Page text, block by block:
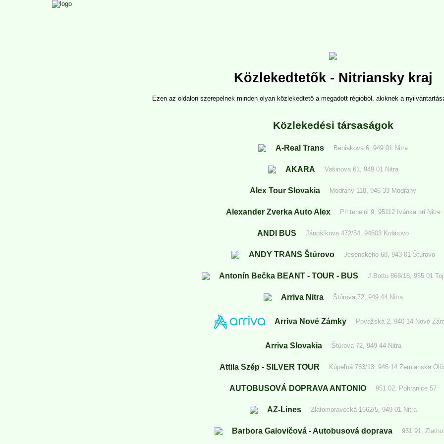
Közlekedtetők - Nitriansky kraj
Ezen az oldalon szerepelnek minden olyan közlekedtető a megadott régióból, akiknek a
Közlekedési társaságok
A-Real Trans Beniakova 6, 949 01 Nitra
AKARA Vašinova 61, 949 01 Nitra
Alex Tour Slovakia Modrany 118, 946 33 Modrany
Alexander Zverka Auto Alex Pri tehelni 9, 95112 Ivánka pri Nitre
ANDI BUS Jánošíkova 472/54, 94603 Kolárovo
ANDY TRANS Štúrovo Jesenského 68, 943 01 Štúrovo
Antonín Bečka BEANT - TOUR - BUS J.Bottu 868/18, 955 01
Arriva Nitra Štúrova 72, 949 44 Nitra
Arriva Nové Zámky Považská 2, 940 14 Nové
Arriva Slovakia Štúrova 72, 949 44 Nitra
Attila Szép - SILVER TOUR Kúpeľná 763/13, 946 14 Zemianska
AUTOBUSOVÁ DOPRAVA ANTONIO 951 02, Pohranice 57
AZ-Lines Zlatomoravecká 1662/5, 949 01 Nitra
Barbora Galovičová - Autobusová doprava 951 91, Zlatno